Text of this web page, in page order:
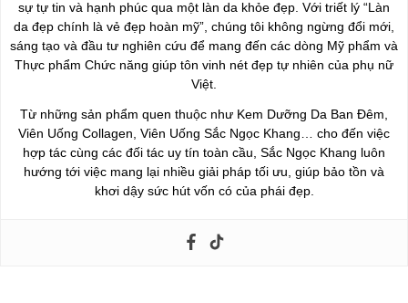
sự tự tin và hạnh phúc qua một làn da khỏe đẹp. Với triết lý “Làn
da đẹp chính là vẻ đẹp hoàn mỹ”, chúng tôi không ngừng đổi mới,
sáng tạo và đầu tư nghiên cứu để mang đến các dòng Mỹ phẩm và
Thực phẩm Chức năng giúp tôn vinh nét đẹp tự nhiên của phụ nữ
Việt.
Từ những sản phẩm quen thuộc như Kem Dưỡng Da Ban Đêm,
Viên Uống Collagen, Viên Uống Sắc Ngọc Khang… cho đến việc
hợp tác cùng các đối tác uy tín toàn cầu, Sắc Ngọc Khang luôn
hướng tới việc mang lại nhiều giải pháp tối ưu, giúp bảo tồn và
khơi dậy sức hút vốn có của phái đẹp.